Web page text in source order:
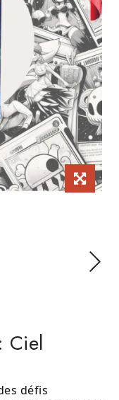
Ciel
défis